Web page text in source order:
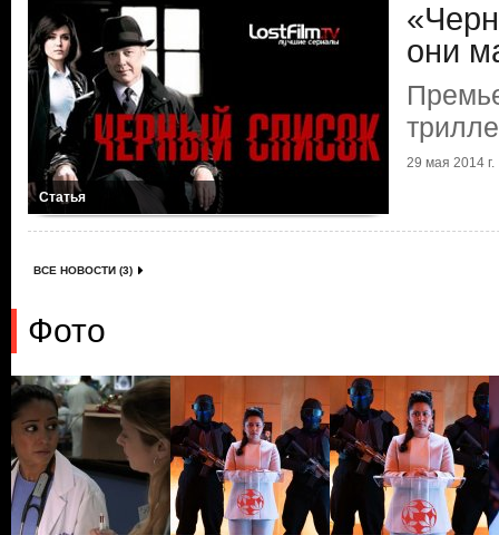
Статья
они
29 мая 2014 г.
ВСЕ НОВОСТИ (3)
Фото